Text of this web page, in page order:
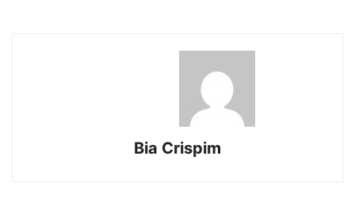
Bia Crispim